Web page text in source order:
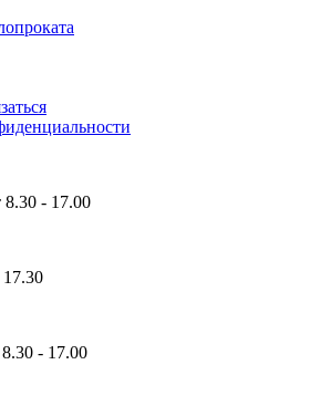
8.30 - 17.00
8.30 - 17.00